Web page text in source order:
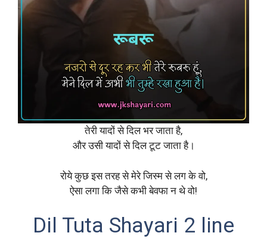
तेरी यादों से दिल भर जाता है,
और उसी यादों से दिल टूट जाता है।
रोये कुछ इस तरह से मेरे जिस्म से लग के वो,
ऐसा लगा कि जैसे कभी बेवफा न थे वो!
Dil Tuta Shayari 2 line